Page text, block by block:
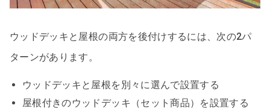
ウッドデッキと屋根の両方を後付けするには、次の2パ
ターンがあります。
ウッドデッキと屋根を別々に選んで設置する
屋根付きのウッドデッキ（セット商品）を設置する